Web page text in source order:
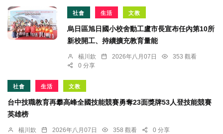
社會 生活 文教
烏日區旭日國小校舍動工盧市長宣布任內第10所
新校開工、持續擴充教育量能
楊川欽 2026年八月07日
353 觀看
0 分享
社會 生活 文教
台中技職教育再攀高峰全國技能競賽勇奪23面獎牌53人登技能競賽
英雄榜
楊川欽 2026年八月07日 358 觀看 0 分享